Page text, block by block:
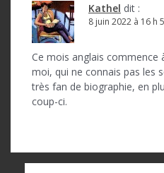
Kathel dit :
8 juin 2022 à 16 h
Ce mois anglais
moi, qui ne connais pas les
très fan de biographie, en
coup-ci.